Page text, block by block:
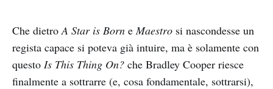
Che dietroA Star is Born eMaestro si nascondesse un
regista capace si poteva già intuire, ma è solamente con
questo Is This Thing On? che Bradley Cooper riesce
finalmente a sottrarre (e, cosa fondamentale, sottrarsi),